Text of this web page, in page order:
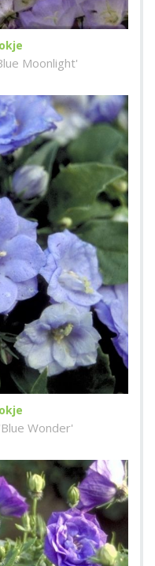
Moonlight'
Wonder'